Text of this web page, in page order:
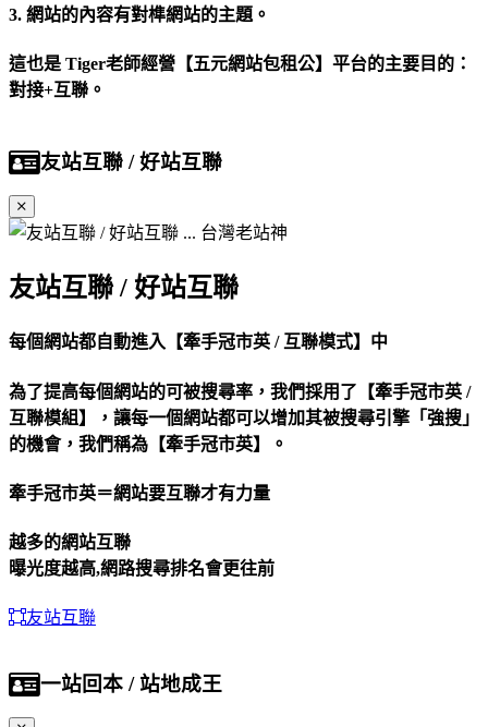
3. 網站的內容有對榫網站的主題。
這也是 Tiger老師經營【五元網站包租公】平台的主要目的：
對接+互聯。
友站互聯 / 好站互聯
友站互聯 / 好站互聯
每個網站都自動進入【牽手冠市英 / 互聯模式】中
為了提高每個網站的可被搜尋率，我們採用了【牽手冠市英 /
互聯模組】，讓每一個網站都可以增加其被搜尋引擎「強搜」
的機會，我們稱為【牽手冠市英】。
牽手冠市英＝網站要互聯才有力量
越多的網站互聯
曝光度越高,網路搜尋排名會更往前
友站互聯
一站回本 / 站地成王